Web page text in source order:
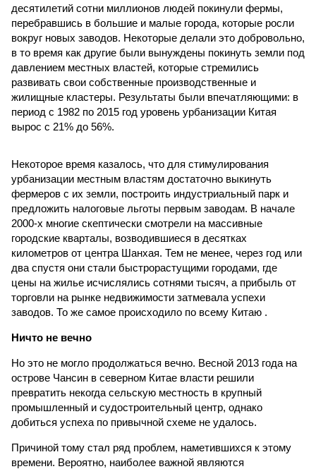
десятилетий сотни миллионов людей покинули фермы,
перебравшись в большие и малые города, которые росли
вокруг новых заводов. Некоторые делали это добровольно,
в то время как другие были вынуждены покинуть земли под
давлением местных властей, которые стремились
развивать свои собственные производственные и
жилищные кластеры. Результаты были впечатляющими: в
период с 1982 по 2015 год уровень урбанизации Китая
вырос с 21% до 56%.
Некоторое время казалось, что для стимулирования
урбанизации местным властям достаточно выкинуть
фермеров с их земли, построить индустриальный парк и
предложить налоговые льготы первым заводам. В начале
2000-х многие скептически смотрели на массивные
городские кварталы, возводившиеся в десятках
километров от центра Шанхая. Тем не менее, через год или
два спустя они стали быстрорастущими городами, где
цены на жилье исчислялись сотнями тысяч, а прибыль от
торговли на рынке недвижимости затмевала успехи
заводов. То же самое происходило по всему Китаю .
Ничто не вечно
Но это не могло продолжаться вечно. Весной 2013 года на
острове Чансин в северном Китае власти решили
превратить некогда сельскую местность в крупный
промышленный и судостроительный центр, однако
добиться успеха по привычной схеме не удалось.
Причиной тому стал ряд проблем, наметившихся к этому
времени. Вероятно, наиболее важной являются